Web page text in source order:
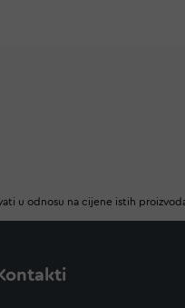
u odnosu na cijene istih